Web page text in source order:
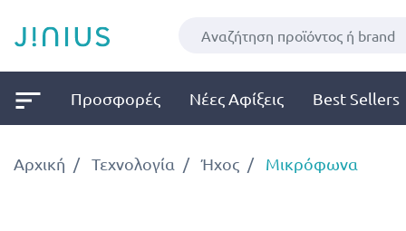
Προσφορές Νέες Αφίξεις Best Sellers
Αρχική Τεχνολογία Ήχος Μικρόφωνα